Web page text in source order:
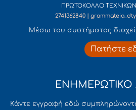
ΠΡΩΤΟΚΟΛΛΟ
2741362840 |
Mέσω του συστήματος
Πατήστε
ΕΝΗΜΕΡΩΤΙΚΟ
Κάντε εγγραφή εδώ